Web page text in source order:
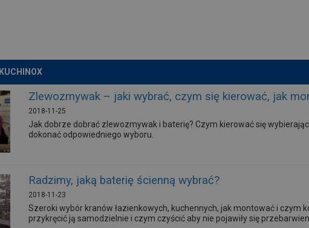
KUCHINOX
Zlewozmywak – jaki wybrać, czym się kierować, jak
2018-11-25
Jak dobrze dobrać zlewozmywak i baterię? Czym kierować się
dokonać odpowiedniego wyboru.
Radzimy, jaką baterię ścienną wybrać?
2018-11-23
Szeroki wybór kranów łazienkowych, kuchennych, jak montować i czym
przykręcić ją samodzielnie i czym czyścić aby nie pojawiły się